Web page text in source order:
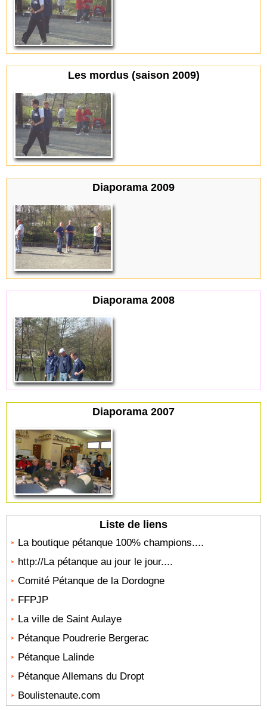
Les mordus (saison 2009)
Diaporama 2009
Diaporama 2008
Diaporama 2007
Liste de liens
La boutique pétanque 100% champions....
http://La pétanque au jour le jour....
Comité Pétanque de la Dordogne
FFPJP
La ville de Saint Aulaye
Pétanque Poudrerie Bergerac
Pétanque Lalinde
Pétanque Allemans du Dropt
Boulistenaute.com